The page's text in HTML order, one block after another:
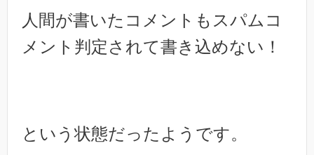
人間が書いたコメントもスパムコ
メント判定されて書き込めない！
という状態だったようです。